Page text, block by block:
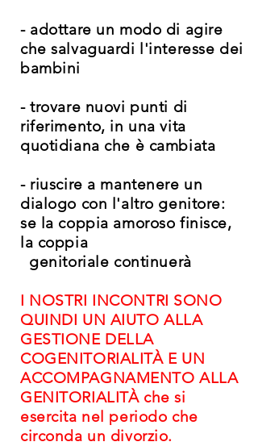
- adottare un modo di agire
che salvaguardi l'interesse dei
bambini
- trovare nuovi punti di
riferimento, in una vita
quotidiana che è cambiata
- riuscire a mantenere un
dialogo con l'altro genitore:
se la coppia amoroso finisce,
la coppia
genitoriale continuerà
I NOSTRI INCONTRI SONO
QUINDI UN AIUTO ALLA
GESTIONE DELLA
COGENITORIALITÀ E UN
ACCOMPAGNAMENTO ALLA
GENITORIALITÀ che si
esercita nel periodo che
circonda un divorzio.